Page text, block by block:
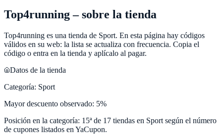
Top4running– sobre la tienda
Top4running es una tienda de Sport. En esta página hay códigos
válidos en su web: la lista se actualiza con frecuencia. Copia el
código o entra en la tienda y aplícalo al pagar.
Datos de la tienda
Categoría: Sport
Mayor descuento observado: 5%
Posición en la categoría: 15ª de 17 tiendas en Sport según el número
de cupones listados en YaCupon.